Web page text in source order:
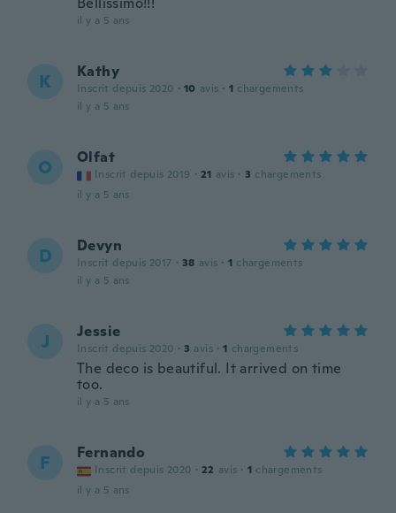
il y a 5 ans
K Kathy
Inscrit depuis 2020 · 10 avis · 1 chargements
il y a 5 ans
O Olfat
Inscrit depuis 2019 · 21 avis · 3 chargements
il y a 5 ans
D Devyn
Inscrit depuis 2017 · 38 avis · 1 chargements
il y a 5 ans
J Jessie
Inscrit depuis 2020 · 3 avis · 1 chargements
The deco is beautiful. It arrived on time
too.
il y a 5 ans
F Fernando
Inscrit depuis 2020 · 22 avis · 1 chargements
il y a 5 ans